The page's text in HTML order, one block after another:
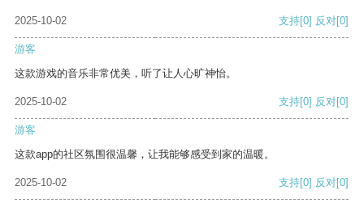
2025-10-02 支持[0] 反对[0]
游客
这款游戏的音乐非常优美，听了让人心旷神怡。
2025-10-02 支持[0] 反对[0]
游客
这款app的社区氛围很温馨，让我能够感受到家的温暖。
2025-10-02 支持[0] 反对[0]